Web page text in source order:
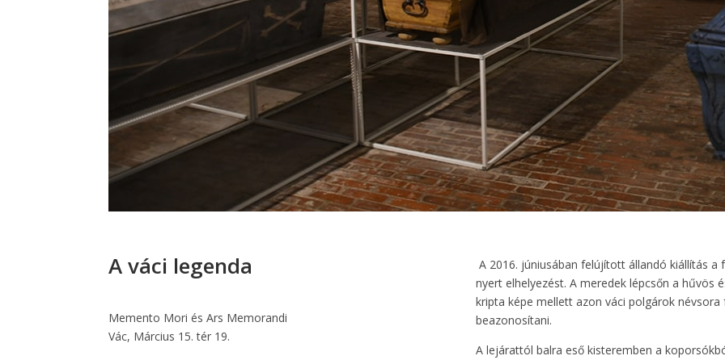
A váci legenda
Memento Mori és Ars Memorandi
Vác, Március 15. tér 19.
A 2016. júniusában felújított állandó kiállítás
nyert elhelyezést. A meredek lépcsőn a hűvös
kripta képe mellett azon váci polgárok
beazonosítani.
A lejárattól balra eső kisteremben a